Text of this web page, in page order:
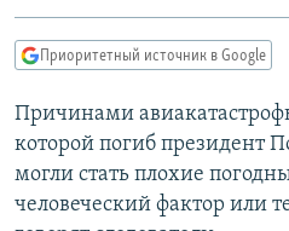
главной
навигации
Вернутся
поиску
IDEL.РЕАЛИИ
КАВКАЗ.РЕАЛИИ
СЕВЕР.РЕАЛИИ
СИБИРЬ.РЕАЛИИ
Приоритетный источник в Google
Причинами
которой погиб президент
могли стать плохие
человеческий фактор или